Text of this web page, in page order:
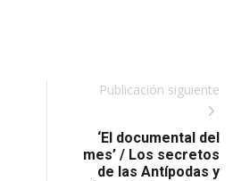
Publicación siguiente
‘El documental del
mes’ / Los secretos
de las Antípodas y